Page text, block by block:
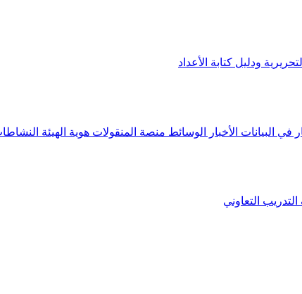
ودليل كتابة الأعداد
في البيانات الأخبار الوسائط منصة المنقولات هوية الهيئة
التدريب التعاوني